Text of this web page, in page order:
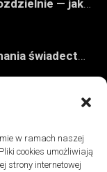
w ramach naszej
cookies umożliwiają
strony internetowej
Instalacje przemysłowe i rozdzielnie — jak ocenić wykonawcę do obiektu technicznego
Jak porównać oferty wykonania świadectwa energetycznego bez wpadek
Znaczenie detali montażowych w codziennej pracy technicznej
Podłogi winylowe – jakie mają zalety w porównaniu z drewnianymi